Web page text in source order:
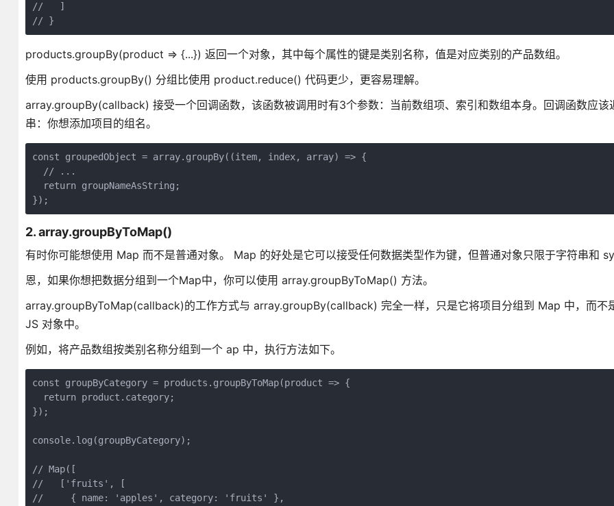
//   ]
// }
products.groupBy(product => {...}) 返回一个对象，其中每个属性的键是类别名称，值是对应类别的产品数组。
使用 products.groupBy() 分组比使用 product.reduce() 代码更少，更容易理解。
array.groupBy(callback) 接受一个回调函数，该函数被调用时有3个参数：当前数组项、索引和数组本身。回调函数应该
串：你想添加项目的组名。
const groupedObject = array.groupBy((item, index, array) => {
  // ...
  return groupNameAsString;
});
2. array.groupByToMap()
有时你可能想使用 Map 而不是普通对象。 Map 的好处是它可以接受任何数据类型作为键，但普通对象只限于字符串和
恩，如果你想把数据分组到一个Map中，你可以使用 array.groupByToMap() 方法。
array.groupByToMap(callback)的工作方式与 array.groupBy(callback) 完全一样，只是它将项目分组到 Map 中，而不
JS 对象中。
例如，将产品数组按类别名称分组到一个 ap 中，执行方法如下。
const groupByCategory = products.groupByToMap(product => {
  return product.category;
});
console.log(groupByCategory);
// Map([
//   ['fruits', [
//     { name: 'apples', category: 'fruits' },